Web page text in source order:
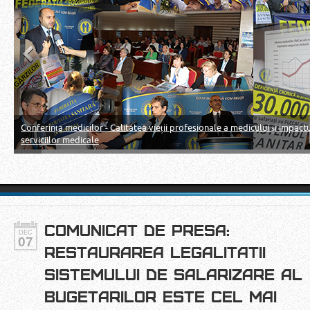
Conferința medicilor - Calitatea vieții profesionale a medicului și
serviciilor medicale
DEC
07
COMUNICAT DE PRESA:
RESTAURAREA LEGALITATII
SISTEMULUI DE SALARIZARE AL
BUGETARILOR ESTE CEL MAI